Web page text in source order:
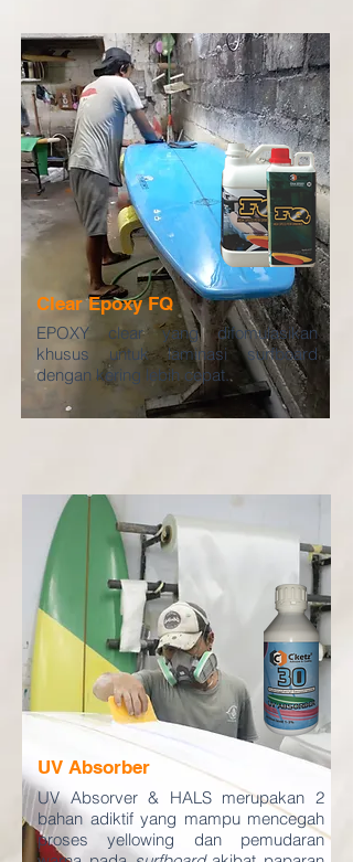
Clear Epoxy FQ
EPOXY clear yang difomulasikan
khusus untuk laminasi surfboard
dengan kering lebih cepat.
UV Absorber
UV Absorver & HALS merupakan 2
bahan adiktif yang mampu mencegah
proses yellowing dan pemudaran